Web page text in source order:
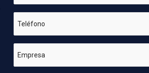
Teléfono
Empresa